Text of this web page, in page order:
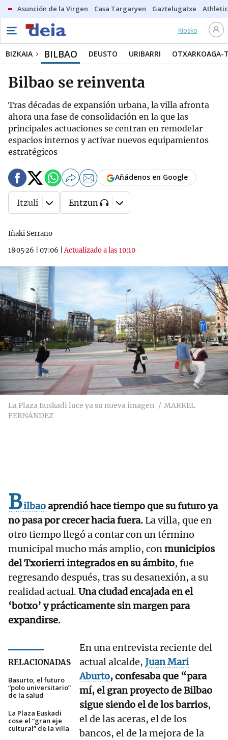
Asunción de la Virgen Casa Targaryen Gaztelugatxe Athletic
Kiosko
BIZKAIA BILBAO DEUSTO URIBARRI OTXARKOAGA-
Bilbao se reinventa
Tras décadas de expansión urbana, la villa afronta
ahora una fase de consolidación en la que las
principales actuaciones se centran en remodelar
espacios internos y activar nuevos equipamientos
estratégicos
Iñaki Serrano
18·05·26
07:06 |Actualizado a las 10:10
Añádenos en Google
Itzuli Entzun
La Plaza Euskadi luce ya su nueva imagen
MARKEL
FERNÁNDEZ
Bilbaoaprendió hace tiempo que su futuro ya
no pasa por crecer hacia fuera.La villa, que en
otro tiempo llegó a contar con un término
municipal mucho más amplio, conmunicipios
del Txorierri integrados en su ámbito, fue
regresando después, tras su desanexión, a su
realidad actual. Una ciudad encajada en el
‘botxo’ y prácticamente sin margen para
expandirse.
RELACIONADAS
Basurto, el futuro
“polo universitario”
de la salud
La Plaza Euskadi
cose el “gran eje
cultural” de la villa
En una entrevista reciente del
actual alcalde, Juan Mari
Aburto, confesaba que “para
mí, el gran proyecto de Bilbao
sigue siendo el de los barrios,
el de las aceras, el de los
bancos, el de la mejora de la